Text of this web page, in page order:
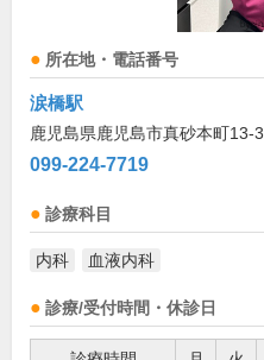
所在地・電話番号
涙橋駅
鹿児島県鹿児島市真砂本町13-3
099-224-7719
診療科目
内科 血液内科
診療/受付時間・休診日